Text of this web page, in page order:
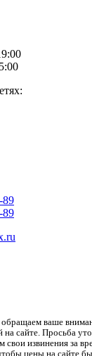
89
89
ваше
на сайте. Просьба
свои извинения за
цены на сайте